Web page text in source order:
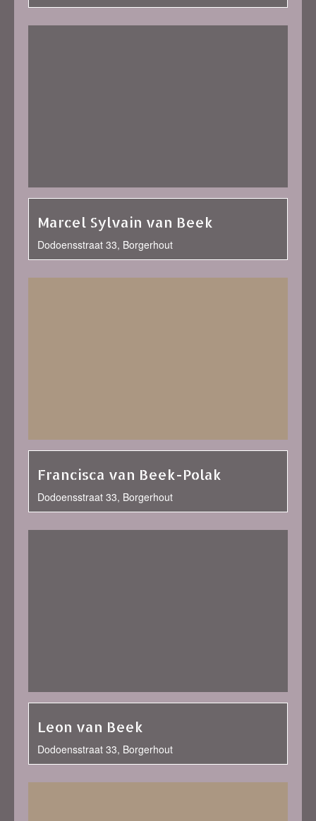
Marcel Sylvain van Beek
Dodoensstraat 33, Borgerhout
Francisca van Beek-Polak
Dodoensstraat 33, Borgerhout
Leon van Beek
Dodoensstraat 33, Borgerhout